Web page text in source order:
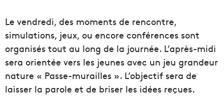
Le vendredi, des moments de rencontre,
simulations, jeux, ou encore conférences sont
organisés tout au long de la journée. L’après-midi
sera orientée vers les jeunes avec un jeu grandeur
nature « Passe-murailles ». L’objectif sera de
laisser la parole et de briser les idées reçues.